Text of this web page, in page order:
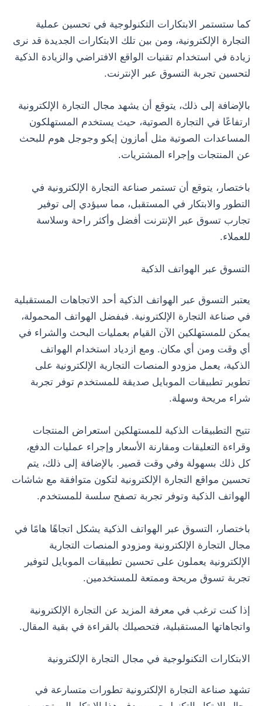
كما ستستمر الابتكارات التكنولوجية في تحسين عملية
التجارة الإلكترونية، ومن بين تلك الابتكارات الجديدة قد نرى
زيادة في استخدام تقنيات الواقع الافتراضي والزيادة الذكية
لتحسين تجربة التسوق عبر الإنترنت.
بالإضافة إلى ذلك، يتوقع أن يشهد مجال التجارة الإلكترونية
ارتفاعًا في التجارة الصوتية، حيث يستخدم المستهلكون
المساعدات الصوتية مثل أمازون إيكو وجوجل هوم للبحث
عن المنتجات وإجراء المشتريات.
باختصار، يتوقع أن تستمر صناعة التجارة الإلكترونية في
التطور والابتكار في المستقبل، مما سيؤدي إلى توفير
تجارب تسوق عبر الإنترنت أفضل وأكثر راحة وسلاسة
للعملاء.
التسوق عبر الهواتف الذكية
يعتبر التسوق عبر الهواتف الذكية أحد الاتجاهات المستقبلية
في صناعة التجارة الإلكترونية. فبفضل الهواتف المحمولة،
يمكن للمستهلكين الآن القيام بعمليات البحث والشراء في
أي وقت ومن أي مكان. ومع ازدياد استخدام الهواتف
الذكية، يعمل مزودو المنصات التجارية الإلكترونية على
تطوير تطبيقات الموبايل صديقة للمستخدم توفر تجربة
شراء مريحة وسهلة.
تتيح التطبيقات الذكية للمستهلكين استعراض المنتجات
وقراءة التعليقات ومقارنة الأسعار وإجراء عمليات الدفع،
كل ذلك بسهولة وفي وقت قصير. بالإضافة إلى ذلك، يتم
تحسين مواقع التجارة الإلكترونية لتكون متوافقة مع شاشات
الهواتف الذكية وتوفر تجربة تصفح سلسة للمستخدم.
باختصار، التسوق عبر الهواتف الذكية يشكل اتجاهًا هامًا في
مجال التجارة الإلكترونية ومزودو المنصات التجارية
الإلكترونية يعملون على تحسين تطبيقات الموبايل لتوفير
تجربة تسوق مريحة وممتعة للمستخدمين.
إذا كنت ترغب في معرفة المزيد عن التجارة الإلكترونية
واتجاهاتها المستقبلية، فتحصيلك بالقراءة في بقية المقال.
الابتكارات التكنولوجية في مجال التجارة الإلكترونية
تشهد صناعة التجارة الإلكترونية تطورات متسارعة في